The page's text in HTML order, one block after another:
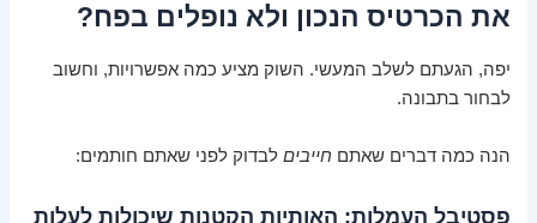
את הכרטיס הנכון ולא נופלים בפח?
יפה, הגעתם לשלב המעשי. השוק מציע כמה אפשרויות, וחשוב
לבחור בתבונה.
הנה כמה דברים שאתם חייבים לבדוק לפני שאתם חותמים:
פסטיבל העמלות: האותיות הקטנות שיכולות לעלות